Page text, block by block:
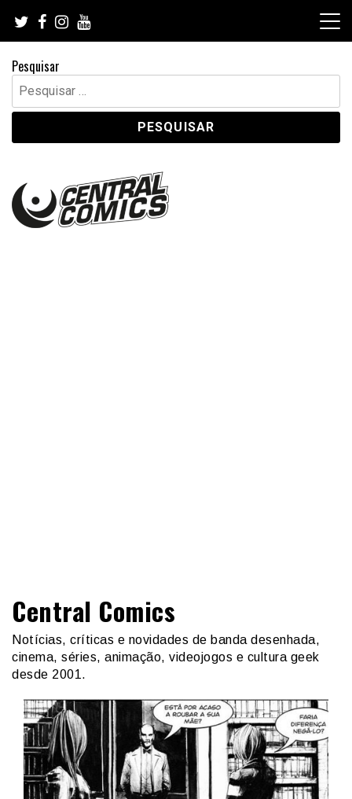
content
Pesquisar
Pesquisar
por:
Central Comics
Notícias, críticas e novidades de banda desenhada,
cinema, séries, animação, videojogos e cultura geek
desde 2001.